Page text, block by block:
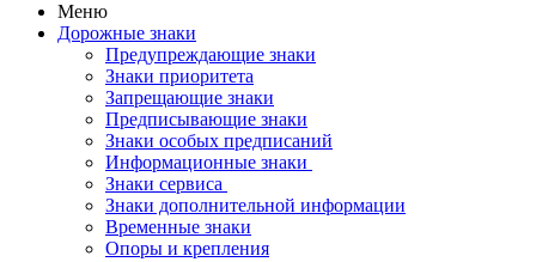
Меню
Дорожные знаки
Предупреждающие знаки
Знаки приоритета
Запрещающие знаки
Предписывающие знаки
Знаки особых предписаний
Информационные знаки
Знаки сервиса
Знаки дополнительной информации
Временные знаки
Опоры и крепления